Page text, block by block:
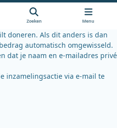
k
k
y
Zoeken Menu
doneren. Als dit anders is dan
automatisch omgewisseld.
dat je naam en e-mailadres privé
inzamelingsactie via e-mail te